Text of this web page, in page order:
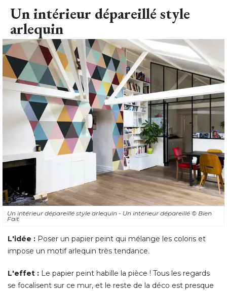
Un intérieur dépareillé style
arlequin
Un intérieur dépareillé style arlequin - Un intérieur dépareillé © Bien
Fait
L'idée : Poser un papier peint qui mélange les coloris et
impose un motif arlequin très tendance.
L'effet : Le papier peint habille la pièce ! Tous les regards
se focalisent sur ce mur, et le reste de la déco est presque